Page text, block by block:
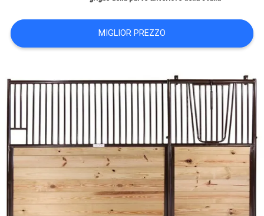
SITEMAP
NORME
SULLA
PRIVACY
MIGLIOR PREZZO